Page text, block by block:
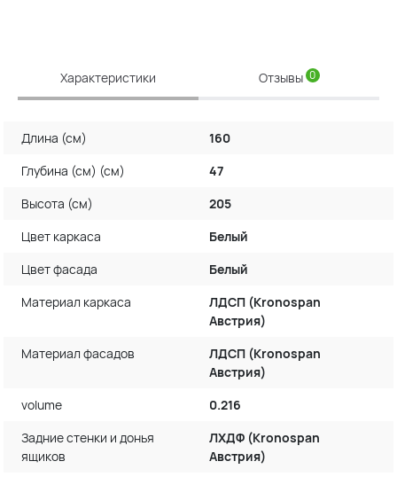
Характеристики Отзывы 0
Длина (см)
160
Глубина (см) (см)
47
Высота (см)
205
Цвет каркаса
Белый
Цвет фасада
Белый
Материал каркаса
ЛДСП (Kronospan
Австрия)
Материал фасадов
ЛДСП (Kronospan
Австрия)
volume
0.216
Задние стенки и донья
ящиков
ЛХДФ (Kronospan
Австрия)